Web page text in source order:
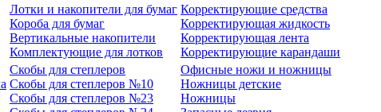
Лотки и накопители для бумаг
Короба для бумаг
Вертикальные накопители
Комплектующие для лотков
Корректирующие средства
Корректирующая жидкость
Корректирующая лента
Корректирующие карандаши
Скобы для степлеров
Скобы для степлеров №10
Скобы для степлеров №23
Офисные ножи и ножницы
Ножницы детские
Ножницы